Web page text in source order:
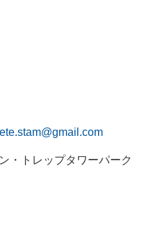
・トレップタワーパーク